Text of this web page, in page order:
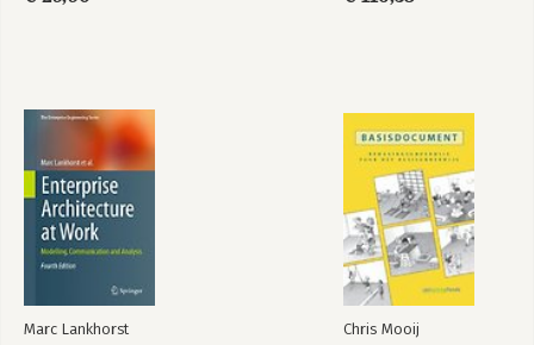
Marc Lankhorst Chris Mooij